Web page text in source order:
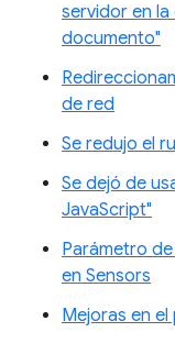
servidor en
documento"
de red
Se redujo el
Se dejó de
JavaScript"
Parámetro
en Sensors
Mejoras en el